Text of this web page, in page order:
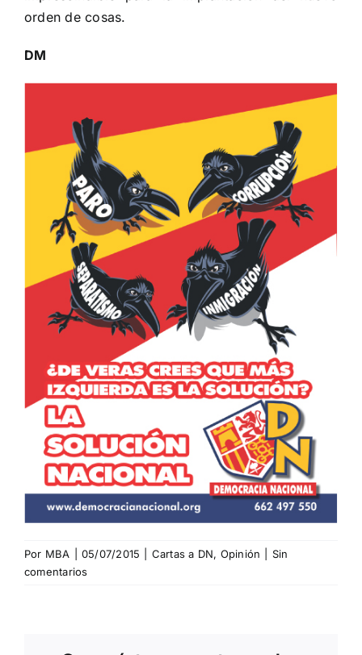
orden de cosas.
DM
Por MBA 05/07/2015 Cartas a DN, Opinión
Sin
comentarios